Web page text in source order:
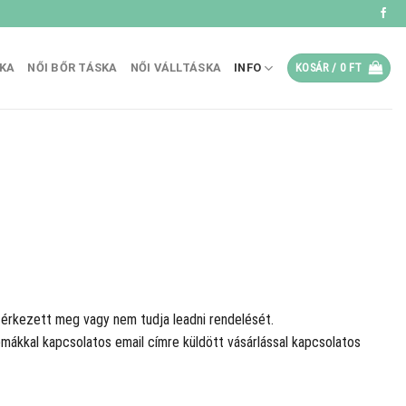
NŐI BŐR TÁSKA NŐI VÁLLTÁSKA INFO KOSÁR / 0 FT
meg vagy nem tudja leadni rendelését.
kapcsolatos email címre küldött vásárlással kapcsolatos